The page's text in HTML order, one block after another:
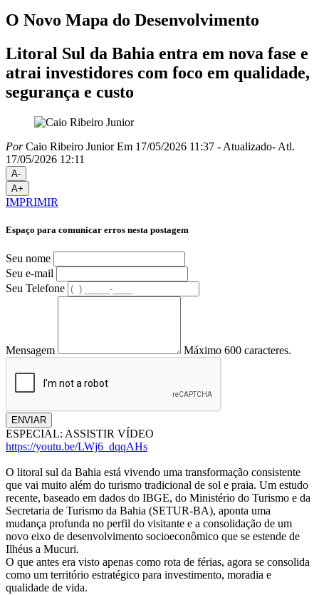
O Novo Mapa do Desenvolvimento
Litoral Sul da Bahia entra em nova fase e
atrai investidores com foco em qualidade,
segurança e custo
PorCaio Ribeiro Junior Em 17/05/2026 11:37 - Atualizado- Atl.
17/05/2026 12:11
A-
A+
IMPRIMIR
Espaço para comunicar erros nesta postagem
Seu nome
Seu e-mail
Seu Telefone
Mensagem Máximo 600 caracteres.
ENVIAR
ESPECIAL: ASSISTIR VÍDEO
https://youtu.be/LWj6_dqqAHs
O litoral sul da Bahia está vivendo uma transformação consistente
que vai muito além do turismo tradicional de sol e praia. Um estudo
recente, baseado em dados do IBGE, do Ministério do Turismo e da
Secretaria de Turismo da Bahia (SETUR-BA), aponta uma
mudança profunda no perfil do visitante e a consolidação de um
novo eixo de desenvolvimento socioeconômico que se estende de
Ilhéus a Mucuri.
O que antes era visto apenas como rota de férias, agora se consolida
como um território estratégico para investimento, moradia e
qualidade de vida.